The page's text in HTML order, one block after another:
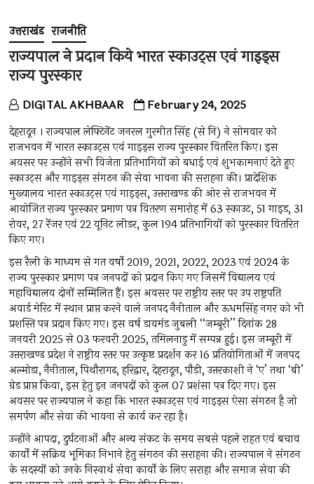
उत्तराखंड राजनीति
राज्यपाल ने प्रदान किये भारत स्काउट्स एवं गाइड्स
राज्य पुरस्कार
DIGITAL AKHBAAR February 24, 2025
देहरादून । राज्यपाल लेफ्टिनेंट जनरल गुरमीत सिंह (से नि) ने सोमवार को
राजभवन में भारत स्काउट्स एवं गाइड्स राज्य पुरस्कार वितरित किए। इस
अवसर पर उन्होंने सभी विजेता प्रतिभागियों को बधाई एवं शुभकामनाएं देते हुए
स्काउट्स और गाइड्स संगठन की सेवा भावना की सराहना की। प्रादेशिक
मुख्यालय भारत स्काउट्स एवं गाइड्स, उत्तराखण्ड की ओर से राजभवन में
आयोजित राज्य पुरस्कार प्रमाण पत्र वितरण समारोह में 63 स्काउट, 51 गाइड, 31
रोवर, 27 रेंजर एवं 22 यूनिट लीडर, कुल 194 प्रतिभागियों को पुरस्कार वितरित
किए गए।
इस रैली के माध्यम से गत वर्षों 2019, 2021, 2022, 2023 एवं 2024 के
राज्य पुरस्कार प्रमाण पत्र जनपदों को प्रदान किए गए जिसमें विद्यालय एवं
महाविद्यालय दोनों सम्मिलित हैं। इस अवसर पर राष्ट्रीय स्तर पर उप राष्ट्रपति
अवार्ड मेरिट में स्थान प्राप्त करने वाले जनपद नैनीताल और ऊधमसिंह नगर को भी
प्रशस्ति पत्र प्रदान किए गए। इस वर्ष डायमंड जुबली ‘‘जम्बूरी’’ दिनांक 28
जनवरी 2025 से 03 फरवरी 2025, तमिलनाडु में सम्पन्न हुई। इस जम्बूरी में
उत्तराखण्ड प्रदेश ने राष्ट्रीय स्तर पर उत्कृष्ट प्रदर्शन कर 16 प्रतियोगिताओं में जनपद
अल्मोडा, नैनीताल, पिथौरागढ, हरिद्वार, देहरादून, पौड़ी, उत्तरकाशी ने ‘ए’ तथा ‘बी’
ग्रेड प्राप्त किया, इस हेतु इन जनपदों को कुल 07 प्रशंसा पत्र दिए गए। इस
अवसर पर राज्यपाल ने कहा कि भारत स्काउट्स एवं गाइड्स ऐसा संगठन है जो
समर्पण और सेवा की भावना से कार्य कर रहा है।
उन्होंने आपदा, दुर्घटनाओं और अन्य संकट के समय सबसे पहले राहत एवं बचाव
कार्यों में सक्रिय भूमिका निभाने हेतु संगठन की सराहना की। राज्यपाल ने संगठन
के सदस्यों को उनके निस्वार्थ सेवा कार्यों के लिए सराहा और समाज सेवा की